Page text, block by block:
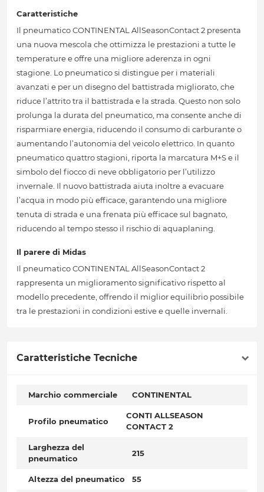
Caratteristiche
Il pneumatico CONTINENTAL AllSeasonContact 2 presenta
una nuova mescola che ottimizza le prestazioni a tutte le
temperature e offre una migliore aderenza in ogni
stagione. Lo pneumatico si distingue per i materiali
avanzati e per un disegno del battistrada migliorato, che
riduce l’attrito tra il battistrada e la strada. Questo non solo
prolunga la durata del pneumatico, ma consente anche di
risparmiare energia, riducendo il consumo di carburante o
aumentando l’autonomia del veicolo elettrico. In quanto
pneumatico quattro stagioni, riporta la marcatura M+S e il
simbolo del fiocco di neve obbligatorio per l’utilizzo
invernale. Il nuovo battistrada aiuta inoltre a evacuare
l’acqua in modo più efficace, garantendo una migliore
tenuta di strada e una frenata più efficace sul bagnato,
riducendo al tempo stesso il rischio di aquaplaning.
Il parere di Midas
Il pneumatico CONTINENTAL AllSeasonContact 2
rappresenta un miglioramento significativo rispetto al
modello precedente, offrendo il miglior equilibrio possibile
tra le prestazioni in condizioni estive e quelle invernali.
Caratteristiche Tecniche
Marchio commerciale CONTINENTAL
Profilo pneumatico
CONTI ALLSEASON
CONTACT 2
Larghezza del
pneumatico
215
Altezza del pneumatico 55